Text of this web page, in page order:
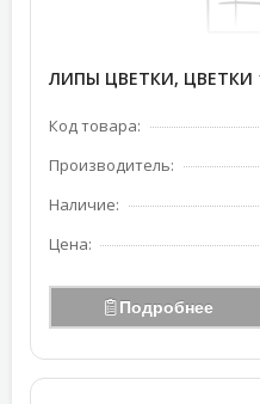
ЛИПЫ ЦВЕТКИ, ЦВЕТКИ
Код товара:
Производитель:
Наличие:
Цена:
Подробнее